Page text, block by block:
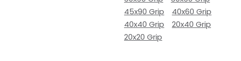
45x90 Grip
40x60 Grip
40x40 Grip
20x40 Grip
20x20 Grip